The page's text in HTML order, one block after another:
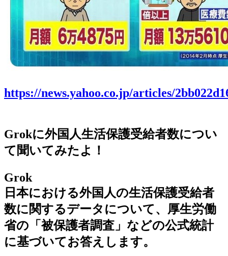
https://news.yahoo.co.jp/articles/
Grokに外国人生活保護受給者数につい
て聞いてみたよ！
Grok
日本における外国人の生活保護受給者
数に関するデータについて、厚生労働
省の「被保護者調査」などの公式統計
に基づいてお答えします。